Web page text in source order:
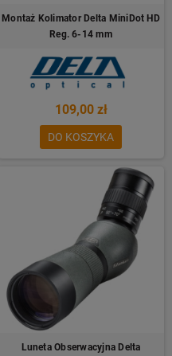
Montaż Kolimator Delta MiniDot HD
Reg. 6-14 mm
109,00 zł
DO KOSZYKA
Luneta Obserwacyjna Delta